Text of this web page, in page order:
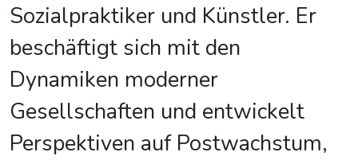
Sozialpraktiker und Künstler. Er
beschäftigt sich mit den
Dynamiken moderner
Gesellschaften und entwickelt
Perspektiven auf Postwachstum,